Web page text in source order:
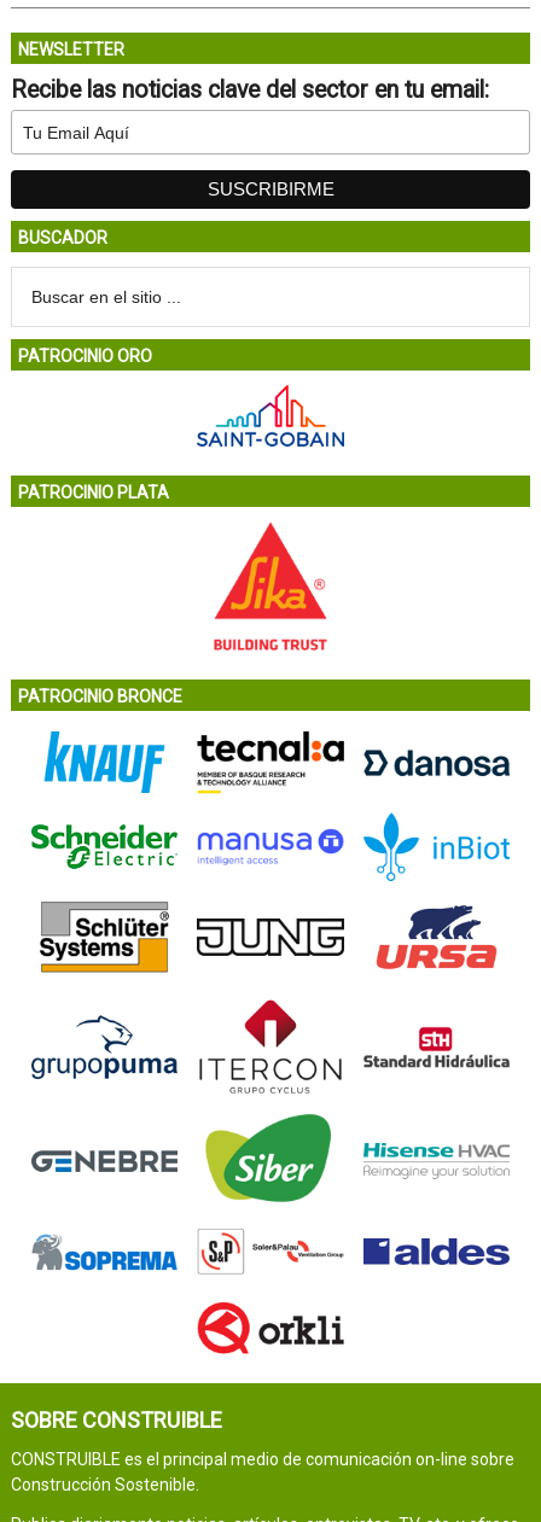
NEWSLETTER
Recibe las noticias clave del sector en tu email:
BUSCADOR
PATROCINIO ORO
PATROCINIO PLATA
PATROCINIO BRONCE
SOBRE CONSTRUIBLE
CONSTRUIBLE es el principal medio de comunicación on-line sobre
Construcción Sostenible.